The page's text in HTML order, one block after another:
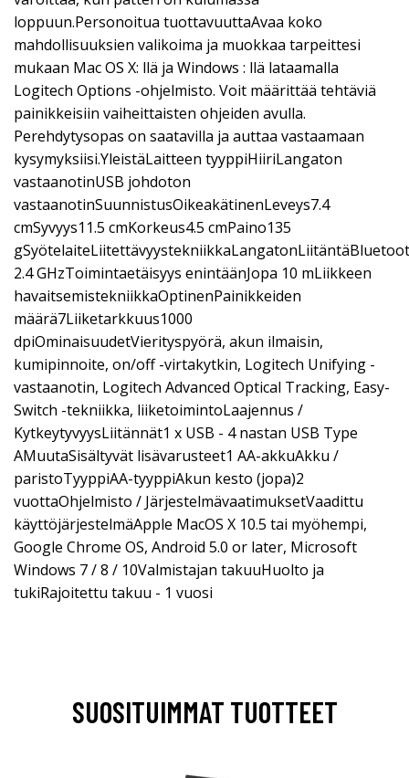
loppuun.Personoitua tuottavuuttaAvaa koko
mahdollisuuksien valikoima ja muokkaa tarpeittesi
mukaan Mac OS X: llä ja Windows : llä lataamalla
Logitech Options -ohjelmisto. Voit määrittää tehtäviä
painikkeisiin vaiheittaisten ohjeiden avulla.
Perehdytysopas on saatavilla ja auttaa vastaamaan
kysymyksiisi.YleistäLaitteen tyyppiHiiriLangaton
vastaanotinUSB johdoton
vastaanotinSuunnistusOikeakätinenLeveys7.4
cmSyvyys11.5 cmKorkeus4.5 cmPaino135
2.4 GHzToimintaetäisyys enintäänJopa 10 mLiikkeen
havaitsemistekniikkaOptinenPainikkeiden
määrä7Liiketarkkuus1000
dpiOminaisuudetVierityspyörä, akun ilmaisin,
kumipinnoite, on/off -virtakytkin, Logitech Unifying -
vastaanotin, Logitech Advanced Optical Tracking, Easy-
Switch -tekniikka, liiketoimintoLaajennus /
KytkeytyvyysLiitännät1 x USB - 4 nastan USB Type
AMuutaSisältyvät lisävarusteet1 AA-akkuAkku /
paristoTyyppiAA-tyyppiAkun kesto (jopa)2
vuottaOhjelmisto / JärjestelmävaatimuksetVaadittu
käyttöjärjestelmäApple MacOS X 10.5 tai myöhempi,
Google Chrome OS, Android 5.0 or later, Microsoft
Windows 7 / 8 / 10Valmistajan takuuHuolto ja
tukiRajoitettu takuu - 1 vuosi
SUOSITUIMMAT TUOTTEET